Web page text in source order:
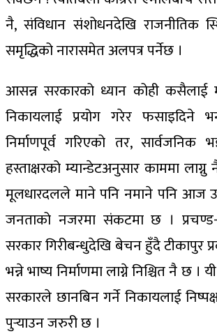
नै, संविधान संशोधनदेखि राजनीतिक
समृद्धिको नारासमेत अलपत्र पर्नेछ ।
आसन्न सरकारको ध्यान कोही कसैलाई
निकायलाई प्रयोग गरेर फसाइदिने
निर्माणपूर्व गरिएको तर,
हस्ताक्षरको म्यान्डेटअनुसार काममा
मूलधारदलले माने पनि नमाने पनि आज
जनताको नजरमा संकटमा छ ।
सरकार गिरीबन्धुदेखि बेचन हुँदै टीकापुर
भन्ने भाष्य निर्माणमा लाग्ने निश्चित नै छ ।
सरकारले छानबिन गर्ने निकायलाई
पुर्‍याउन जरुरी छ ।